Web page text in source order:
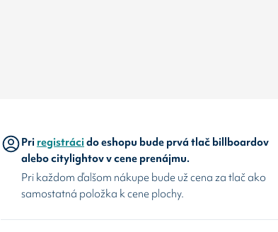
Priregistrácido eshopu bude prvá tlač billboardov
alebo citylightov v cene prenájmu.
Pri každom ďalšom nákupe bude už cena za tlač ako
samostatná položka k cene plochy.